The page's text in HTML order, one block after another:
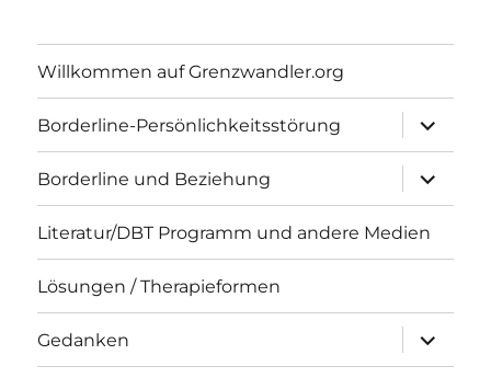
Willkommen auf Grenzwandler.org
Borderline-Persönlichkeitsstörung
öffnen
Borderline und Beziehung
öffnen
Literatur/DBT Programm und andere Medien
Lösungen / Therapieformen
Gedanken
öffnen